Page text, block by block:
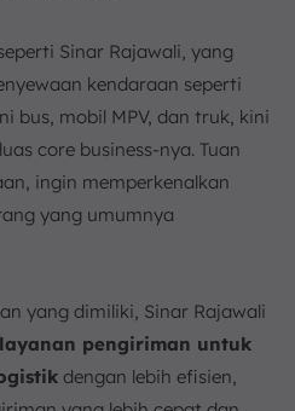
Sinar Rajawali, yang
kendaraan seperti
bus, mobil MPV, dan truk, kini
core business-nya. Tuan
ingin memperkenalkan
yang umumnya
yang dimiliki, Sinar Rajawali
pengiriman untuk
dengan lebih efisien,